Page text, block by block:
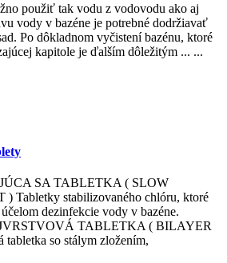
použiť tak vodu z vodovodu ako aj
vody v bazéne je potrebné dodržiavať
Po dôkladnom vyčistení bazénu, ktoré
kapitole je ďalším dôležitým ... ...
SA TABLETKA ( SLOW
Tabletky stabilizovaného chlóru, ktoré
dezinfekcie vody v bazéne.
TABLETKA ( BILAYER
so stálym zložením,